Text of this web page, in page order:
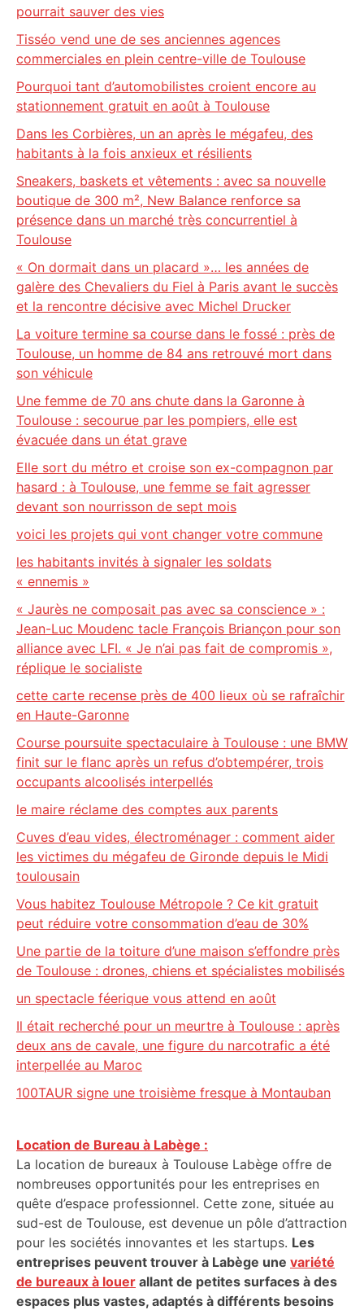
pourrait sauver des vies
Tisséo vend une de ses anciennes agences
commerciales en plein centre-ville de Toulouse
Pourquoi tant d’automobilistes croient encore au
stationnement gratuit en août à Toulouse
Dans les Corbières, un an après le mégafeu, des
habitants à la fois anxieux et résilients
Sneakers, baskets et vêtements : avec sa nouvelle
boutique de 300 m², New Balance renforce sa
présence dans un marché très concurrentiel à
Toulouse
« On dormait dans un placard »… les années de
galère des Chevaliers du Fiel à Paris avant le succès
et la rencontre décisive avec Michel Drucker
La voiture termine sa course dans le fossé : près de
Toulouse, un homme de 84 ans retrouvé mort dans
son véhicule
Une femme de 70 ans chute dans la Garonne à
Toulouse : secourue par les pompiers, elle est
évacuée dans un état grave
Elle sort du métro et croise son ex-compagnon par
hasard : à Toulouse, une femme se fait agresser
devant son nourrisson de sept mois
voici les projets qui vont changer votre commune
les habitants invités à signaler les soldats
« ennemis »
« Jaurès ne composait pas avec sa conscience » :
Jean-Luc Moudenc tacle François Briançon pour son
alliance avec LFI. « Je n’ai pas fait de compromis »,
réplique le socialiste
cette carte recense près de 400 lieux où se rafraîchir
en Haute-Garonne
Course poursuite spectaculaire à Toulouse : une BMW
finit sur le flanc après un refus d’obtempérer, trois
occupants alcoolisés interpellés
le maire réclame des comptes aux parents
Cuves d’eau vides, électroménager : comment aider
les victimes du mégafeu de Gironde depuis le Midi
toulousain
Vous habitez Toulouse Métropole ? Ce kit gratuit
peut réduire votre consommation d’eau de 30%
Une partie de la toiture d’une maison s’effondre près
de Toulouse : drones, chiens et spécialistes mobilisés
un spectacle féerique vous attend en août
Il était recherché pour un meurtre à Toulouse : après
deux ans de cavale, une figure du narcotrafic a été
interpellée au Maroc
100TAUR signe une troisième fresque à Montauban
Location de Bureau à Labège :
La location de bureaux à Toulouse Labège offre de
nombreuses opportunités pour les entreprises en
quête d’espace professionnel. Cette zone, située au
sud-est de Toulouse, est devenue un pôle d’attraction
pour les sociétés innovantes et les startups. Les
entreprises peuvent trouver à Labège une variété
de bureaux à louer allant de petites surfaces à des
espaces plus vastes, adaptés à différents besoins